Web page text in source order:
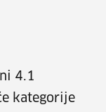
4.1
kategorije